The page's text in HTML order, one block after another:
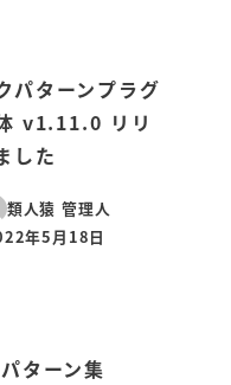
パターンプラグ
v1.11.0 リリ
した
類人猿 管理人
日
年5月18日
ターン集